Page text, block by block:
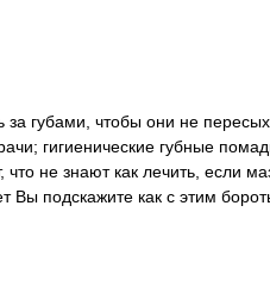
губами, чтобы они не
гигиенические губные
не знают как лечить, если
Вы подскажите как с этим